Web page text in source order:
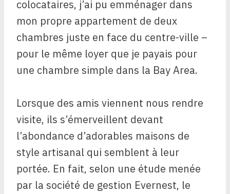
colocataires, j’ai pu emménager dans
mon propre appartement de deux
chambres juste en face du centre-ville –
pour le même loyer que je payais pour
une chambre simple dans la Bay Area.
Lorsque des amis viennent nous rendre
visite, ils s’émerveillent devant
l’abondance d’adorables maisons de
style artisanal qui semblent à leur
portée. En fait, selon une étude menée
par la société de gestion Evernest, le